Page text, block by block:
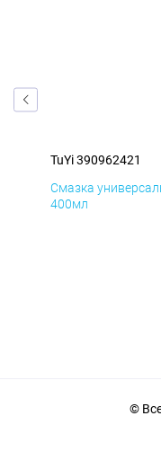
TuYi 390962421
Смазка
400мл
©